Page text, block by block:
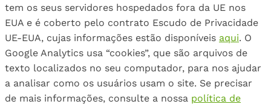
tem os seus servidores hospedados fora da UE nos
EUA e é coberto pelo contrato Escudo de Privacidade
UE-EUA, cujas informações estão disponíveis aqui. O
Google Analytics usa “cookies”, que são arquivos de
texto localizados no seu computador, para nos ajudar
a analisar como os usuários usam o site. Se precisar
de mais informações, consulte a nossa política de